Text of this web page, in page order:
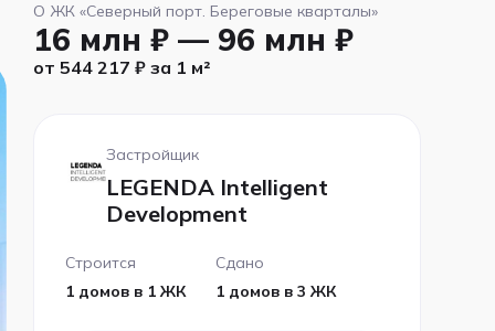
О ЖК «Северный порт. Береговые кварталы»
16 млн ₽ — 96 млн ₽
от 544 217 ₽ за 1 м²
Застройщик
LEGENDA Intelligent
Development
Строится
1 домов в 1 ЖК
Сдано
1 домов в 3 ЖК